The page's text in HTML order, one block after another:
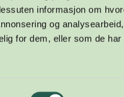
informasjon om
og
for dem, eller som de